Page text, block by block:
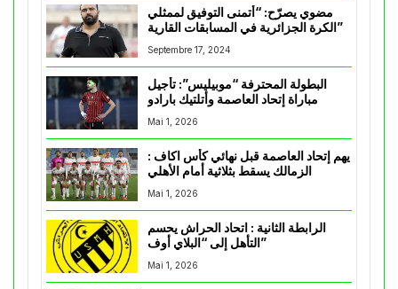
مضوي يصرّح: “أتمنى التوفيق لممثلي
الكرة الجزائرية في المسابقات القارية”
Septembre 17, 2024
البطولة المحترفة “موبيليس”: تأجيل
مباراة إتحاد العاصمة وأتلتيك بارادو
Mai 1, 2026
يهم إتحاد العاصمة قبل نهائي كأس اكاف :
Mai 1, 2026
الرابطة الثانية : اتحاد الحراش يحسم
التأهل إلى “البلاي أوف”
Mai 1, 2026